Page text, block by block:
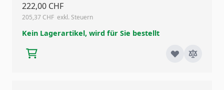
222,00 CHF
205,37 CHF
Kein Lagerartikel, wird für Sie bestellt